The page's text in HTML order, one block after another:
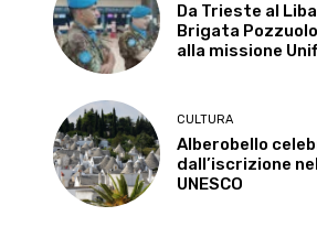
Da Trieste al
Brigata
alla missione
CULTURA
Alberobello
dall’iscrizione
UNESCO